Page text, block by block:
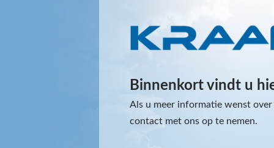
Binnenkort vindt u
Als u meer informatie wenst
contact met ons op te nemen.